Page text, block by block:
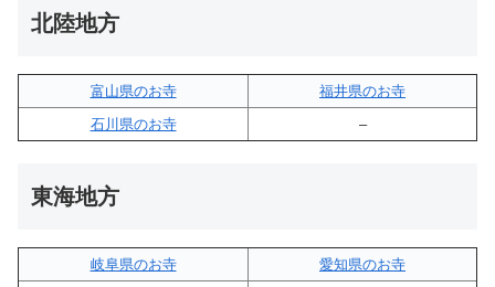
北陸地方
富山県のお寺
福井県のお寺
石川県のお寺
–
東海地方
岐阜県のお寺
愛知県のお寺